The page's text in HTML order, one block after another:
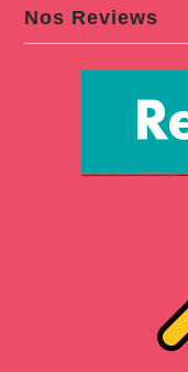
Nos Reviews